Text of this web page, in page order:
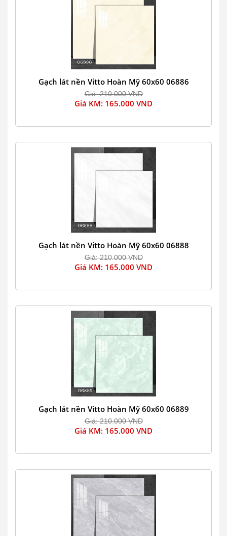
Gạch lát nền Vitto Hoàn Mỹ 60x60 06886
Giá: 210.000 VND
Giá KM: 165.000 VND
Gạch lát nền Vitto Hoàn Mỹ 60x60 06888
Giá: 210.000 VND
Giá KM: 165.000 VND
Gạch lát nền Vitto Hoàn Mỹ 60x60 06889
Giá: 210.000 VND
Giá KM: 165.000 VND